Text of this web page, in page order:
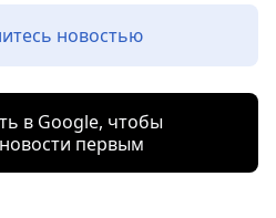
новостью
в Google, чтобы
первым